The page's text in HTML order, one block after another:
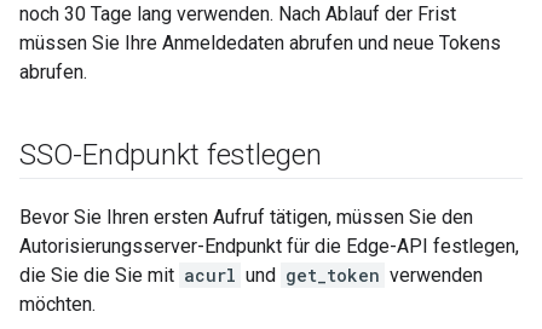
noch 30 Tage lang verwenden. Nach Ablauf der Frist
müssen Sie Ihre Anmeldedaten abrufen und neue Tokens
abrufen.
SSO-Endpunkt festlegen
Bevor Sie Ihren ersten Aufruf tätigen, müssen Sie den
Autorisierungsserver-Endpunkt für die Edge-API festlegen,
die Sie die Sie mit acurl und get_token verwenden
möchten.